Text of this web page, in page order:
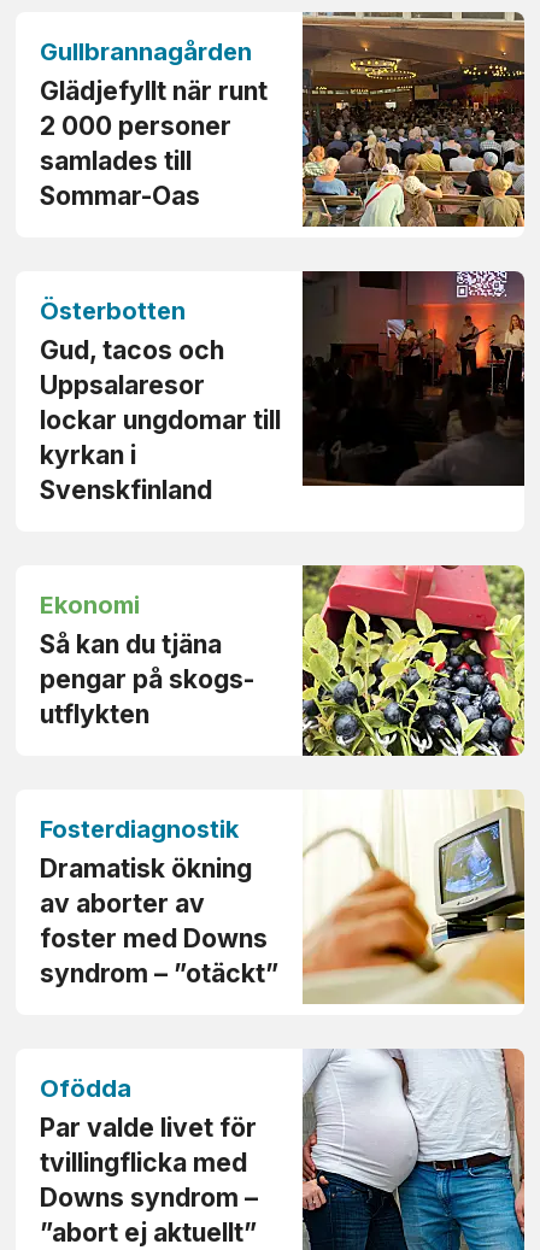
Gullbrannagården
Glädjefyllt när runt
2 000 personer
samlades till
Sommar-Oas
Österbotten
Gud, tacos och
Uppsala­resor
lockar ungdomar till
kyrkan i
Svenskfinland
Ekonomi
Så kan du tjäna
pengar på skogs­
utflykten
Fosterdiagnostik
Dramatisk ökning
av aborter av
foster med Downs
syndrom – ”otäckt”
Ofödda
Par valde livet för
tvilling­flicka med
Downs syndrom –
”abort ej aktuellt”